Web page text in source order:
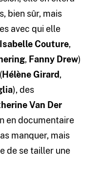
bien sûr, mais
avec qui elle
Couture,
,Fanny Drew)
Hélène Girard,
), des
Van Der
en documentaire
manquer, mais
de se tailler une